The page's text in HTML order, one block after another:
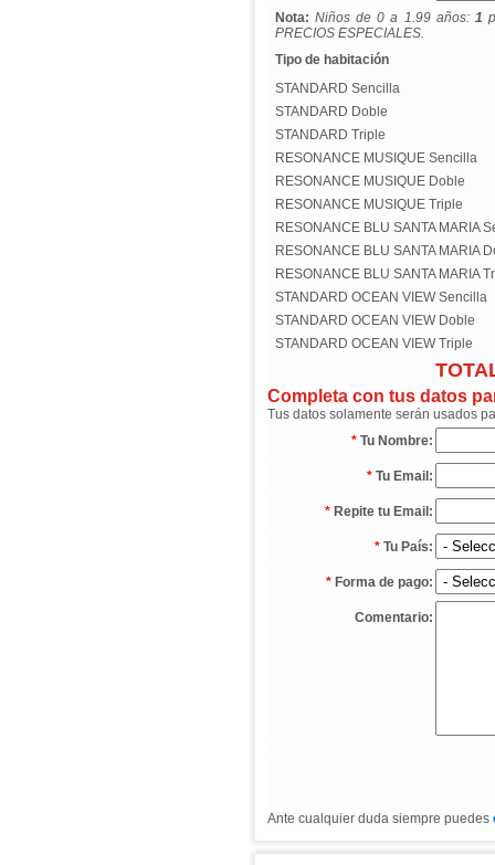
Nota: Niños de 0 a 1.99 años: 1
PRECIOS ESPECIALES.
Tipo de habitación
STANDARD Sencilla
STANDARD Doble
STANDARD Triple
RESONANCE MUSIQUE Sencilla
RESONANCE MUSIQUE Doble
RESONANCE MUSIQUE Triple
RESONANCE BLU SANTA MARIA
RESONANCE BLU SANTA MARIA
RESONANCE BLU SANTA MARIA
STANDARD OCEAN VIEW Sencilla
STANDARD OCEAN VIEW Doble
STANDARD OCEAN VIEW Triple
Completa con tus datos
Tus datos solamente serán usados
* Tu Nombre:
* Tu Email:
* Repite tu Email:
* Tu País:
* Forma de pago:
Comentario:
Ante cualquier duda siempre puedes